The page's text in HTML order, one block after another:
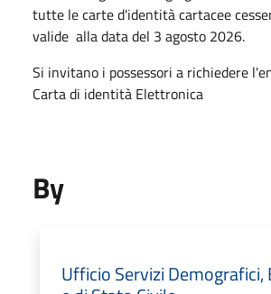
tutte le carte d'identità cartacee
valide alla data del 3 agosto 2026.
Si invitano i possessori a richiedere
Carta di identità Elettronica
By
Ufficio Servizi